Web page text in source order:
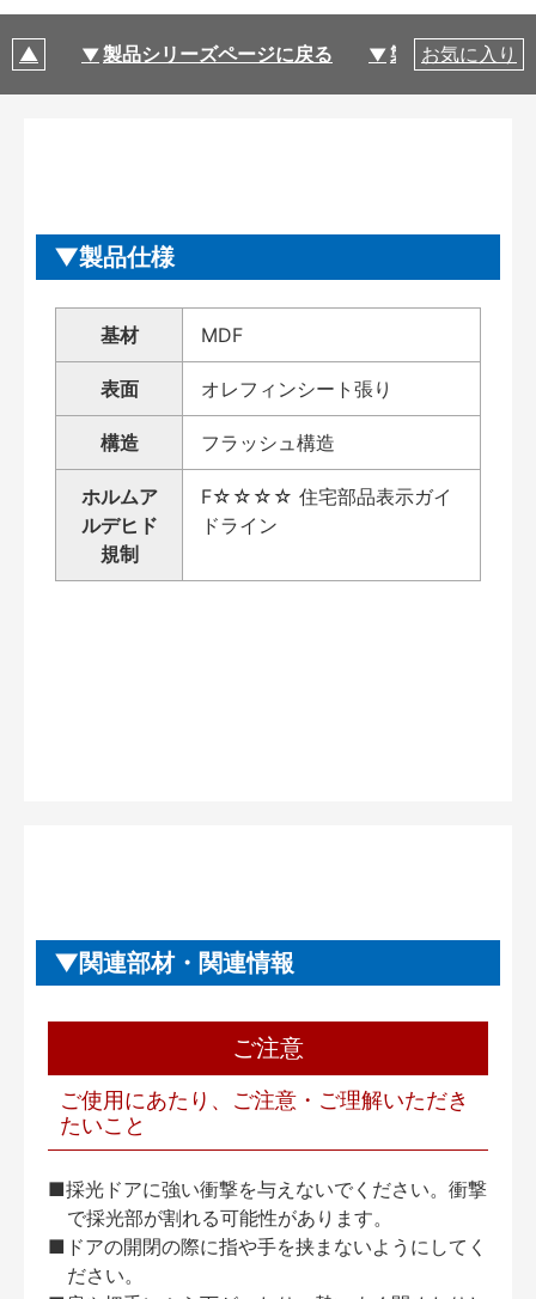
製品シリーズページに戻る 製品仕様
お気に入り
製品仕様
基材 MDF
表面 オレフィンシート張り
構造 フラッシュ構造
ホルムア
ルデヒド
規制
F☆☆☆☆ 住宅部品表示ガイ
ドライン
関連部材・関連情報
ご注意
ご使用にあたり、ご注意・ご理解いただき
たいこと
■採光ドアに強い衝撃を与えないでください。衝撃
で採光部が割れる可能性があります。
■ドアの開閉の際に指や手を挟まないようにしてく
ださい。